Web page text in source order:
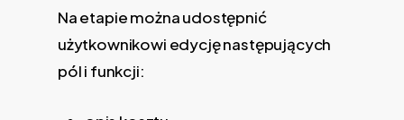
Na etapie można udostępnić
użytkownikowi edycję następujących
pól i funkcji: